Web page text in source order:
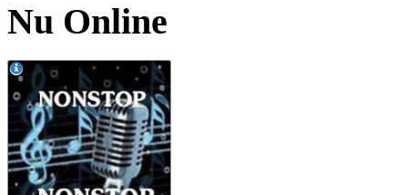
Nu Online